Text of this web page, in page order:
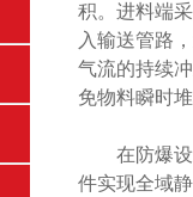
积。进料端
入输送管路
气流的持续
免物料瞬时
在防爆设计
件实现全域